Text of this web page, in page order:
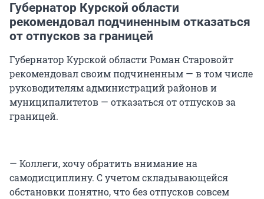
Губернатор Курской области
рекомендовал подчиненным отказаться
от отпусков за границей
Губернатор Курской области Роман Старовойт
рекомендовал своим подчиненным — в том числе
руководителям администраций районов и
муниципалитетов — отказаться от отпусков за
границей.
— Коллеги, хочу обратить внимание на
самодисциплину. С учетом складывающейся
обстановки понятно, что без отпусков совсем